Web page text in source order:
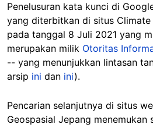
Penelusuran kata kunci di
yang diterbitkan di situs
pada tanggal 8 Juli 2021 yang
merupakan milik Otoritas
-- yang menunjukkan lintasan
arsip ini dan ini).
Pencarian selanjutnya di situs
Geospasial Jepang menemukan